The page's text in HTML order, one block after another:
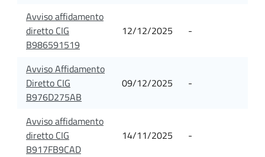
Avviso affidamento
diretto CIG
B986591519
12/12/2025 -
Avviso Affidamento
Diretto CIG
B976D275AB
09/12/2025 -
Avviso affidamento
diretto CIG
B917FB9CAD
14/11/2025 -